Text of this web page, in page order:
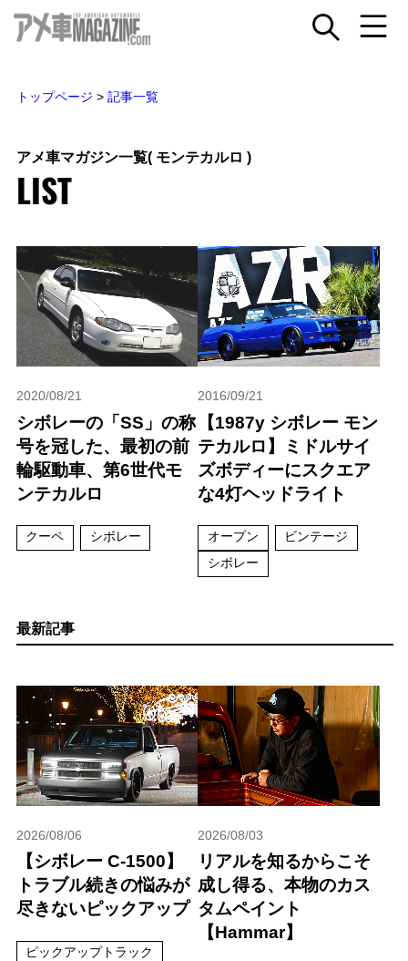
トップページ > 記事一覧
アメ車マガジン一覧( モンテカルロ )
LIST
2020/08/21
シボレーの「SS」の称
号を冠した、最初の前
輪駆動車、第6世代モ
ンテカルロ
クーペ シボレー
2016/09/21
【1987y シボレー モン
テカルロ】ミドルサイ
ズボディーにスクエア
な4灯ヘッドライト
オープン
ビンテージ
シボレー
最新記事
2026/08/06
【シボレー C-1500】
トラブル続きの悩みが
尽きないピックアップ
ピックアップトラック
2026/08/03
リアルを知るからこそ
成し得る、本物のカス
タムペイント
【Hammar】